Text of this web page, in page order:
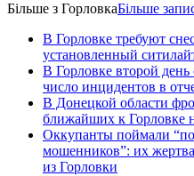
Більше з ГорловкаБільше
В Горловке требуют
установленный
В Горловке второй
число инцидентов в
В Донецкой области
ближайших к Горловке
Оккупанты поймали
мошенников”: их
из Горловки